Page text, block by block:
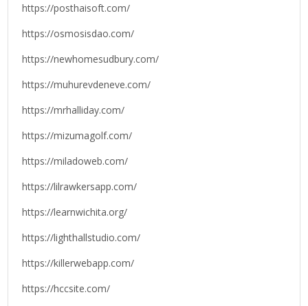
https://posthaisoft.com/
https://osmosisdao.com/
https://newhomesudbury.com/
https://muhurevdeneve.com/
https://mrhalliday.com/
https://mizumagolf.com/
https://miladoweb.com/
https://lilrawkersapp.com/
https://learnwichita.org/
https://lighthallstudio.com/
https://killerwebapp.com/
https://hccsite.com/